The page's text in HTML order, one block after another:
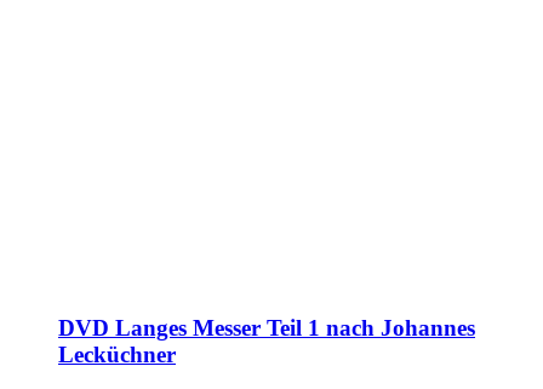
DVD Langes Messer Teil 1 nach Johannes
Lecküchner